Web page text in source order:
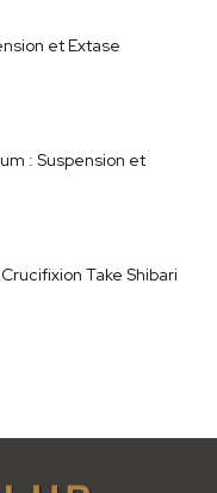
et Extase
: Suspension et
Take Shibari